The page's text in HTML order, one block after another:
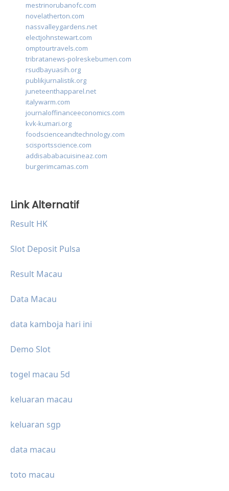
mestrinorubanofc.com
novelatherton.com
nassvalleygardens.net
electjohnstewart.com
omptourtravels.com
tribratanews-polreskebumen.com
rsudbayuasih.org
publikjurnalistik.org
juneteenthapparel.net
italywarm.com
journaloffinanceeconomics.com
kvk-kumari.org
foodscienceandtechnology.com
scisportsscience.com
addisababacuisineaz.com
burgerimcamas.com
Link Alternatif
Result HK
Slot Deposit Pulsa
Result Macau
Data Macau
data kamboja hari ini
Demo Slot
togel macau 5d
keluaran macau
keluaran sgp
data macau
toto macau